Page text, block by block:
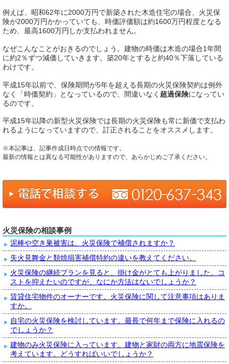
例えば、昭和62年に2000万円で新築された木造住宅の場合、火災保
険が2000万円かかっていても、時価評価額は約1600万円程度となる
ため、最高1600万円しか支払われません。
なぜこんなことがおきるのでしょう。建物の時価は木造の場合1年間
に約2％ずつ減価していきます。築20年とすると約40％下落している
わけです。
平成15年以前で、保険期間が5年を超える長期の火災保険契約は例外
なく「時価契約」となっているので、間違いなく 超過保険になってい
るのです。
平成15年以降の新型火災保険では長期の火災保険も常に新価で支払わ
れるようになっていますので、訂正されることをオススメします。
※本記事は、記事作成日時点での情報です。
最新の情報とは異なる可能性がありますので、あらかじめご了承ください。
火災保険の相談事例
泥棒や空き巣被害は、火災保険で補償されますか？
失火見舞金と類焼損害補償特約の違いを教えてください。
火災保険の継続プランを見ると、掛け金がとても上がりました。コ
ストを抑えたいのですが、なにか方法はないでしょうか？
賃貸住宅物件のオーナーです。火災保険に関して注意事項はありま
すか。
自宅の火災保険を検討しています。最長で何年まで保険に入れるの
でしょうか？
建物のみ火災保険に入っています。建物と家財の両方に地震保険を
考えています。どうすればいいでしょうか？